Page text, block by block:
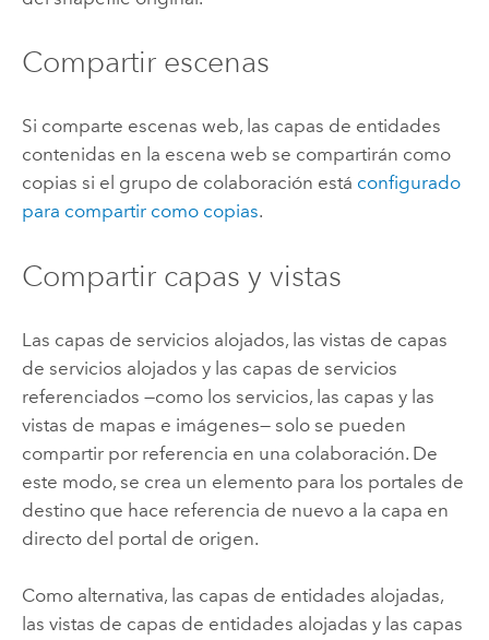
Compartir escenas
Si comparte escenas web, las capas de entidades
contenidas en la escena web se compartirán como
copias si el grupo de colaboración está configurado
para compartir como copias.
Compartir capas y vistas
Las capas de servicios alojados, las vistas de capas
de servicios alojados y las capas de servicios
referenciados —como los servicios, las capas y las
vistas de mapas e imágenes— solo se pueden
compartir por referencia en una colaboración. De
este modo, se crea un elemento para los portales de
destino que hace referencia de nuevo a la capa en
directo del portal de origen.
Como alternativa, las capas de entidades alojadas,
las vistas de capas de entidades alojadas y las capas